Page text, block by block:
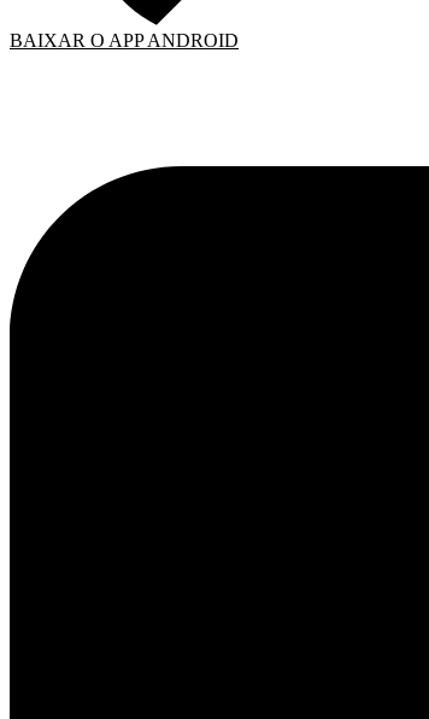
BAIXAR O APP ANDROID